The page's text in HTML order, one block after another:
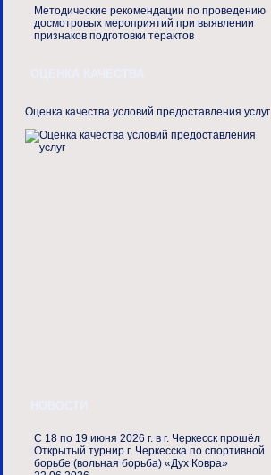
Методические рекомендации по проведению
досмотровых мероприятий при выявлении
признаков подготовки терактов
ОЦЕНКА КАЧЕСТВА
Оценка качества условий предоставления услуг
НОВОСТИ
С 18 по 19 июня 2026 г. в г. Черкесск прошёл
Открытый турнир г. Черкесска по спортивной
борьбе (вольная борьба) «Дух Ковра»